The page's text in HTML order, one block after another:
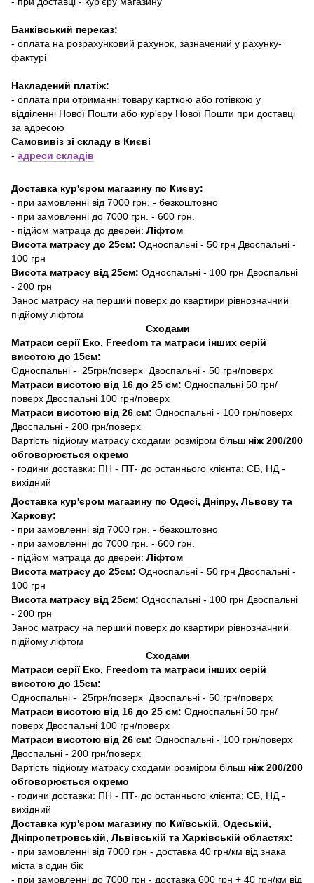
Банківський переказ:
- оплата на розрахунковий рахунок, зазначений у рахунку-
фактурі
Накладений платіж:
- оплата при отриманні товару карткою або готівкою у
відділенні Нової Пошти або кур'єру Нової Пошти при доставці
за адресою
Самовивіз зі складу в Києві
- адреси складів
Доставка кур'єром магазину по Києву:
- при замовленні від 7000 грн. - безкоштовно
- при замовленні до 7000 грн. - 600 грн.
- підйом матраца до дверей: Ліфтом
Висота матрасу до 25см: Односпальні - 50 грн Двоспальні -
100 грн
Висота матрасу від 25см: Односпальні - 100 грн Двоспальні
- 200 грн
Занос матрасу на перший поверх до квартири рівнозначний
підйому ліфтом
Сходами
Матраси серії Еко, Freedom та матраси інших серій
висотою до 15см:
Односпальні - 25грн/поверх Двоспальні - 50 грн/поверх
Матраси висотою від 16 до 25 см: Односпальні 50 грн/
поверх Двоспальні 100 грн/поверх
Матраси висотою від 26 см: Односпальні - 100 грн/поверх
Двоспальні - 200 грн/поверх
Вартість підйому матрасу сходами розміром більш ніж 200/200
обговорюється окремо
- години доставки: ПН - ПТ- до останнього клієнта; СБ, НД -
вихідний
Доставка кур'єром магазину по Одесі, Дніпру, Львову та
Харкову:
- при замовленні від 7000 грн. - безкоштовно
- при замовленні до 7000 грн. - 600 грн.
- підйом матраца до дверей: Ліфтом
Висота матрасу до 25см: Односпальні - 50 грн Двоспальні -
100 грн
Висота матрасу від 25см: Односпальні - 100 грн Двоспальні
- 200 грн
Занос матрасу на перший поверх до квартири рівнозначний
підйому ліфтом
Сходами
Матраси серії Еко, Freedom та матраси інших серій
висотою до 15см:
Односпальні - 25грн/поверх Двоспальні - 50 грн/поверх
Матраси висотою від 16 до 25 см: Односпальні 50 грн/
поверх Двоспальні 100 грн/поверх
Матраси висотою від 26 см: Односпальні - 100 грн/поверх
Двоспальні - 200 грн/поверх
Вартість підйому матрасу сходами розміром більш ніж 200/200
обговорюється окремо
- години доставки: ПН - ПТ- до останнього клієнта; СБ, НД -
вихідний
Доставка кур'єром магазину по Київській, Одеській,
Дніпропетровській, Львівській та Харківській областях:
- при замовленні від 7000 грн - доставка 40 грн/км від знака
міста в один бік
- при замовленні до 7000 грн - доставка 600 грн + 40 грн/км від